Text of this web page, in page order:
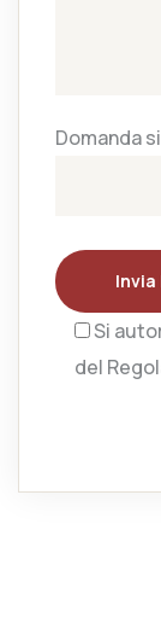
Domanda
Invia
Si
del